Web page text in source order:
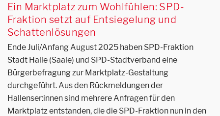
Ein Marktplatz zum Wohlfühlen: SPD-
Fraktion setzt auf Entsiegelung und
Schattenlösungen
Ende Juli/Anfang August 2025 haben SPD-Fraktion
Stadt Halle (Saale) und SPD-Stadtverband eine
Bürgerbefragung zur Marktplatz-Gestaltung
durchgeführt. Aus den Rückmeldungen der
Hallenser:innen sind mehrere Anfragen für den
Marktplatz entstanden, die die SPD-Fraktion nun in den